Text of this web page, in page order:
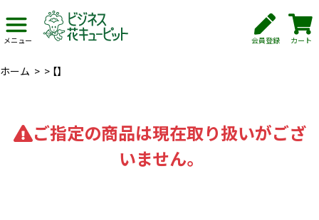
メニュー 会員登録 カート
ホーム > > 【】
ご指定の商品は現在取り扱いがござ
いません。